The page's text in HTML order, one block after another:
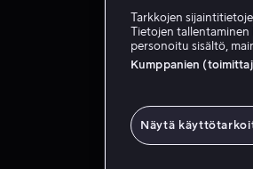
Tarkkojen
Tietojen
personoitu sisältö,
Kumppanien
Näytä